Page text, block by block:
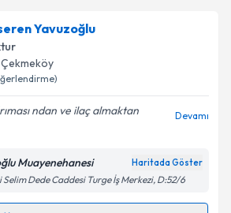
Ucuzcuiçin randevu takvimi talebi
uzmandan randevu almanız için bir
e-posta ile bilgilendireceğiz.
işlenmesine ilişkin
Aydınlatma
ve kişisel verilerimin belirtilen
işlenmesini kabul ediyorum.
Yavuzoğlu
ndan ve ilaç almaktan
Devamı
Muayenehanesi Haritada Göster
Dede Caddesi Turge İş Merkezi, D:52/6